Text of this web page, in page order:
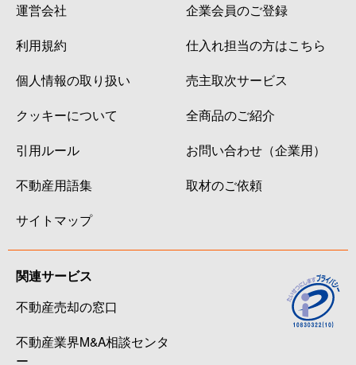
運営会社
利用規約
個人情報の取り扱い
クッキーについて
引用ルール
不動産用語集
サイトマップ
企業会員のご登録
仕入れ担当の方はこちら
売主取次サービス
全商品のご紹介
お問い合わせ（企業用）
取材のご依頼
関連サービス
不動産売却の窓口
不動産業界M&A相談センタ
ー